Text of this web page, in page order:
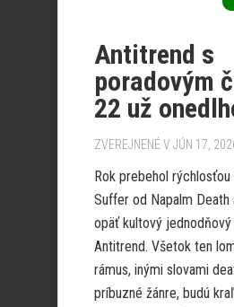
Antitrend s
poradovým
22 už
ZVEREJNENÉ V JÚN 17,
Rok prebehol rýchlosťou
Suffer od Napalm Death
opäť kultový
Antitrend. Všetok ten
rámus, inými slovami
príbuzné žánre, budú